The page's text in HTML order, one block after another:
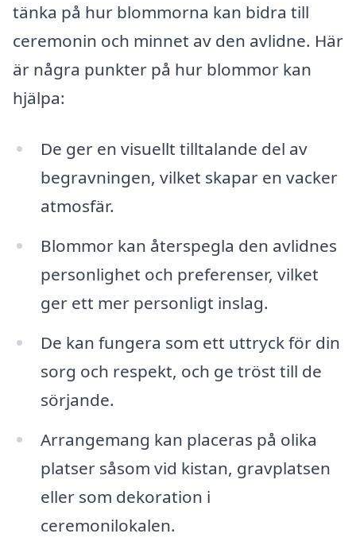
tänka på hur blommorna kan bidra till
ceremonin och minnet av den avlidne. Här
är några punkter på hur blommor kan
hjälpa:
De ger en visuellt tilltalande del av
begravningen, vilket skapar en vacker
atmosfär.
Blommor kan återspegla den avlidnes
personlighet och preferenser, vilket
ger ett mer personligt inslag.
De kan fungera som ett uttryck för din
sorg och respekt, och ge tröst till de
sörjande.
Arrangemang kan placeras på olika
platser såsom vid kistan, gravplatsen
eller som dekoration i
ceremonilokalen.